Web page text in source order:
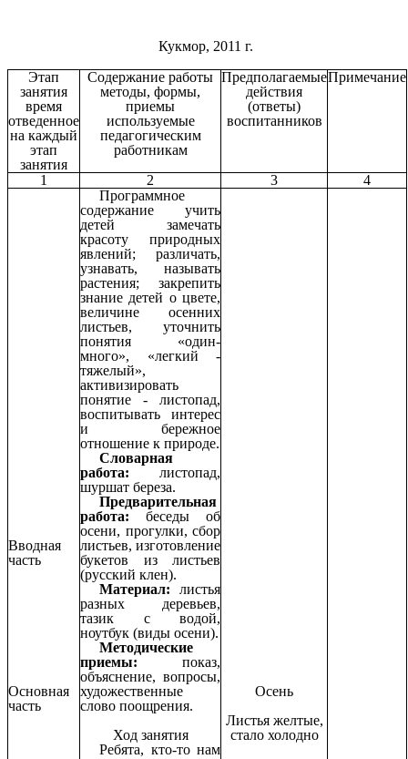
Кукмор, 2011 г.
Этап
занятия
время
отведенное
на каждый
этап
занятия
Содержание работы
методы, формы,
приемы
используемые
педагогическим
работникам
Предполагаемые
действия
(ответы)
воспитанников
Примечание
1 2 3 4
Вводная
часть
Основная
часть
Программное
содержание учить
детей замечать
красоту природных
явлений; различать,
узнавать, называть
растения; закрепить
знание детей о цвете,
величине осенних
листьев, уточнить
понятия «один-
много», «легкий -
тяжелый»,
активизировать
понятие - листопад,
воспитывать интерес
и бережное
отношение к природе.
Словарная
работа: листопад,
шуршат береза.
Предварительная
работа: беседы об
осени, прогулки, сбор
листьев, изготовление
букетов из листьев
(русский клен).
Материал: листья
разных деревьев,
тазик с водой,
ноутбук (виды осени).
Методические
приемы: показ,
объяснение, вопросы,
художественные
слово поощрения.
Ход занятия
Ребята, кто-то нам
Осень
Листья желтые,
стало холодно